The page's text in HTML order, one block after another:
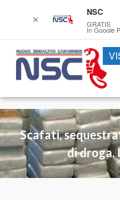
Scafati,
di droga.
✕
NSC
GRATIS
In Google